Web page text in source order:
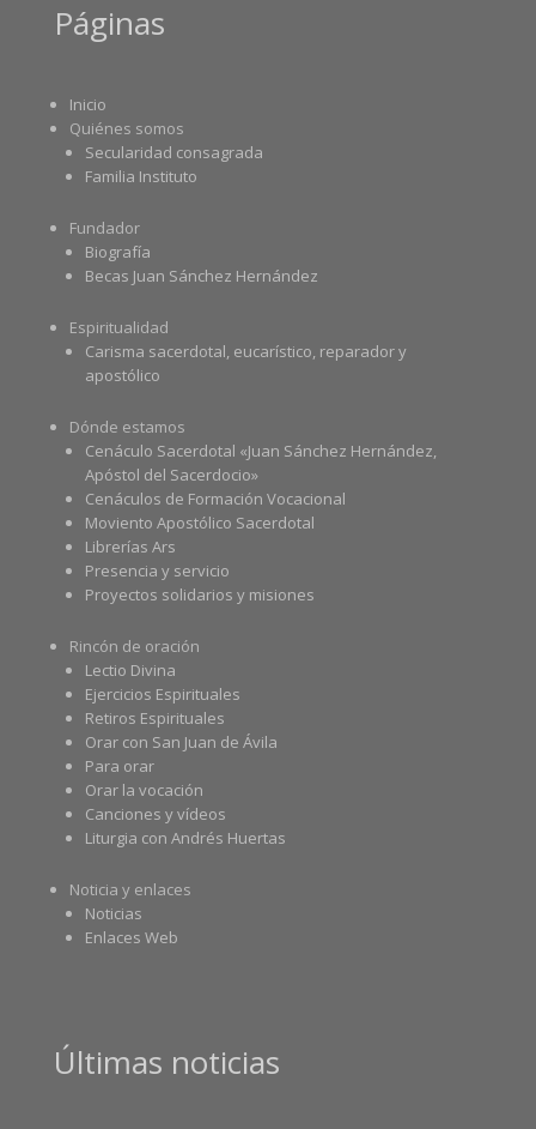
Páginas
Inicio
Quiénes somos
Secularidad consagrada
Familia Instituto
Fundador
Biografía
Becas Juan Sánchez Hernández
Espiritualidad
Carisma sacerdotal, eucarístico, reparador y
apostólico
Dónde estamos
Cenáculo Sacerdotal «Juan Sánchez Hernández,
Apóstol del Sacerdocio»
Cenáculos de Formación Vocacional
Moviento Apostólico Sacerdotal
Librerías Ars
Presencia y servicio
Proyectos solidarios y misiones
Rincón de oración
Lectio Divina
Ejercicios Espirituales
Retiros Espirituales
Orar con San Juan de Ávila
Para orar
Orar la vocación
Canciones y vídeos
Liturgia con Andrés Huertas
Noticia y enlaces
Noticias
Enlaces Web
Últimas noticias